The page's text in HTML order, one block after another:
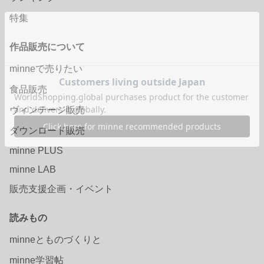
特集
作品販売について
minneで売りたい
食品販売
ヴィンテージ販売
ダウンロード販売
minne PLUS
minne LAB
販売支援企画・イベント
読みもの
minneとものづくりと
minne学習帖